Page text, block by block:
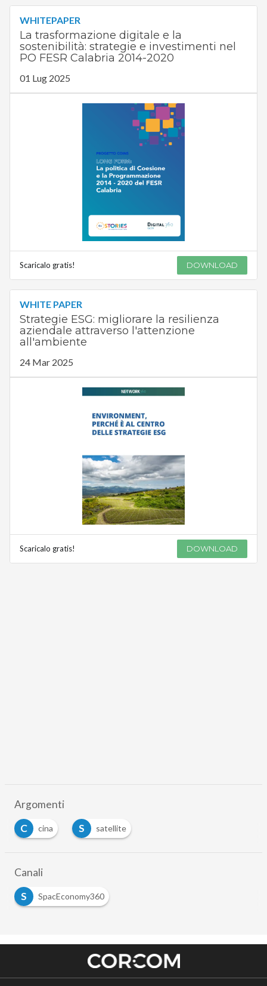
WHITEPAPER
La trasformazione digitale e la
sostenibilità: strategie e investimenti nel
PO FESR Calabria 2014-2020
01 Lug 2025
Scaricalo gratis! DOWNLOAD
WHITE PAPER
Strategie ESG: migliorare la resilienza
aziendale attraverso l'attenzione
all'ambiente
24 Mar 2025
Scaricalo gratis! DOWNLOAD
Argomenti
C
cina S satellite
Canali
S
SpacEconomy360